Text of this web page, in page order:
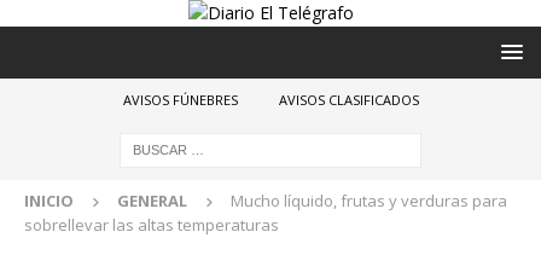
AVISOS FÚNEBRES AVISOS CLASIFICADOS
INICIO GENERAL
Mucho líquido, frutas y verduras para
sobrellevar las altas temperaturas